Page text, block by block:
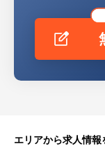
エリアから求人情報